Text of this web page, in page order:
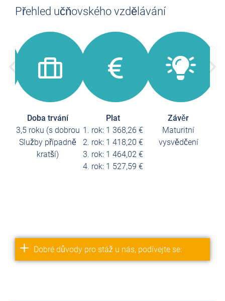
Přehled učňovského vzdělávání
Doba trvání
3,5 roku (s dobrou
Služby případně
kratší)
Plat
1. rok: 1 368,26 €
2. rok: 1 418,20 €
3. rok: 1 464,02 €
4. rok: 1 527,59 €
Závěr
Maturitní
vysvědčení
Dobré důvody pro stáž u nás, podívejte se: